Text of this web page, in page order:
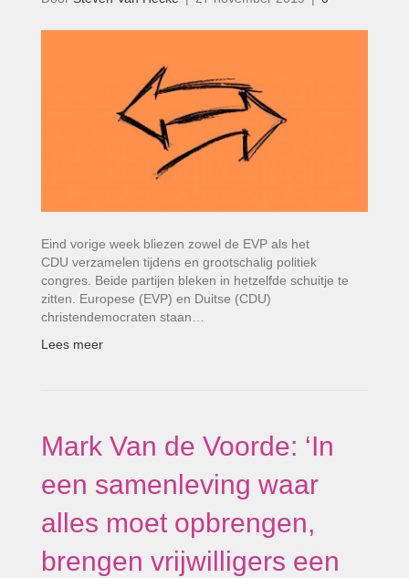
Eind vorige week bliezen zowel de EVP als het
CDU verzamelen tijdens en grootschalig politiek
congres. Beide partijen bleken in hetzelfde schuitje te
zitten. Europese (EVP) en Duitse (CDU)
christendemocraten staan…
Lees meer
Mark Van de Voorde: ‘In
een samenleving waar
alles moet opbrengen,
brengen vrijwilligers een